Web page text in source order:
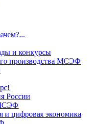
и конкурсы
производства МСЭФ
России
цифровая экономика